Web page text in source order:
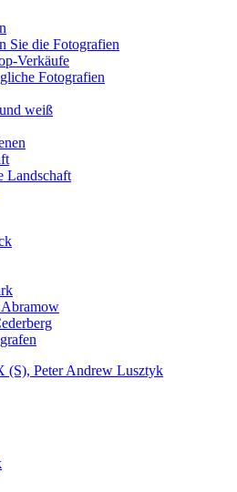
Sie die Fotografien
Verkäufe
Fotografien
weiß
Landschaft